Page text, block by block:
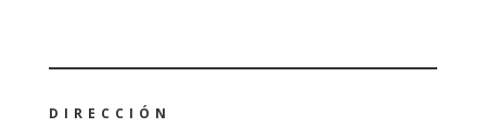
DIRECCIÓN